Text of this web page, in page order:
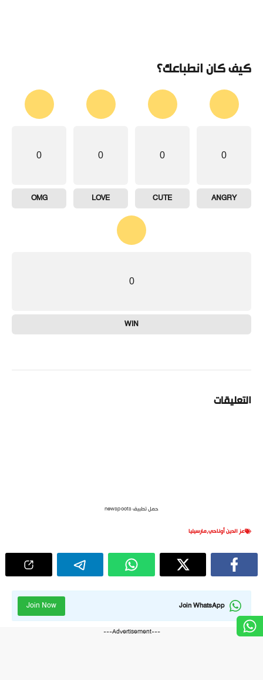
كيف كان انطباعك؟
0
ANGRY
0
CUTE
0
LOVE
0
OMG
0
WIN
التعليقات
حمل تطبيق newspoots
عز الدين أوناحي,مارسيليا
Join WhatsApp
Join Now
---Advertisement---